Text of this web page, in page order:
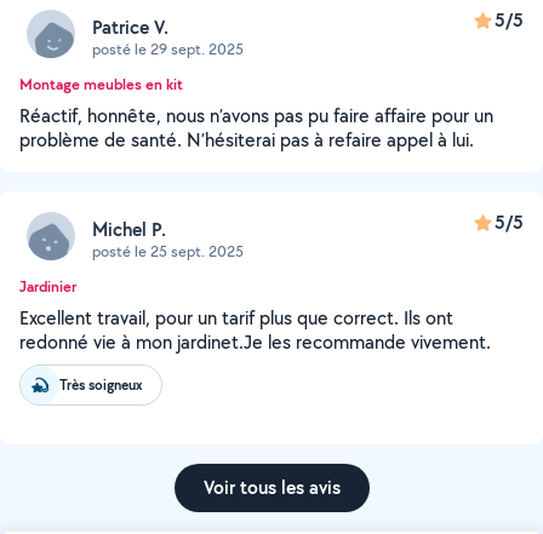
Patrice V.
posté le 29 sept. 2025
5/5
Montage meubles en kit
Réactif, honnête, nous n’avons pas pu faire affaire pour un
problème de santé. N’hésiterai pas à refaire appel à lui.
Michel P.
posté le 25 sept. 2025
5/5
Jardinier
Excellent travail, pour un tarif plus que correct. Ils ont
redonné vie à mon jardinet.Je les recommande vivement.
Très soigneux
Voir tous les avis